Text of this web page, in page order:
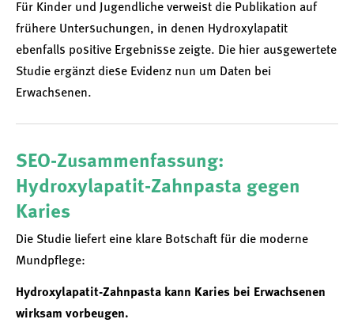
Für Kinder und Jugendliche verweist die Publikation auf
frühere Untersuchungen, in denen Hydroxylapatit
ebenfalls positive Ergebnisse zeigte. Die hier ausgewertete
Studie ergänzt diese Evidenz nun um Daten bei
Erwachsenen.
SEO-Zusammenfassung:
Hydroxylapatit-Zahnpasta gegen
Karies
Die Studie liefert eine klare Botschaft für die moderne
Mundpflege:
Hydroxylapatit-Zahnpasta kann Karies bei Erwachsenen
wirksam vorbeugen.